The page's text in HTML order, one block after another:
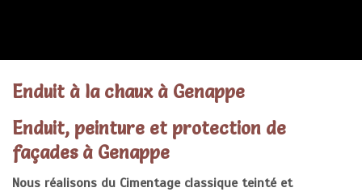
Enduit à la chaux à Genappe
Enduit, peinture et protection de
façades à Genappe
Nous réalisons du Cimentage classique teinté et